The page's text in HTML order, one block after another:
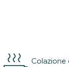
Colazione